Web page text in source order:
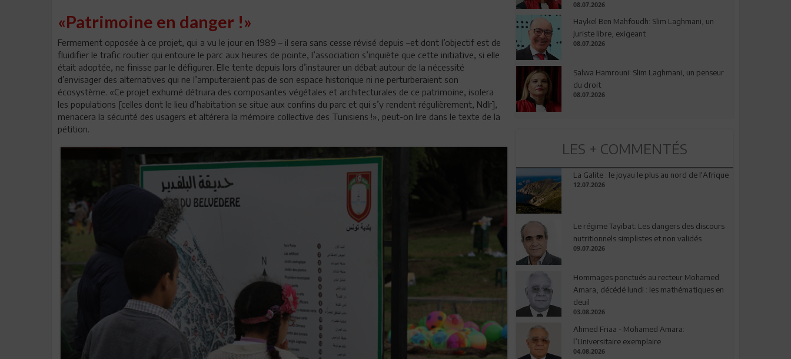
«Patrimoine en danger !»
Fermement opposée à ce projet, qui a vu le jour en 1989 – il sera sans cesse révisé depuis –et dont l’objectif est de
fluidifier le trafic routier qui entoure le parc aux heures de pointe, l’association s’inquiète que cette initiative, si elle
était adoptée, ne finisse par le défigurer. Elle tente depuis lors d’instaurer un débat autour de la nécessité
d’envisager des alternatives qui ne l’amputeraient pas de son espace historique ni ne perturberaient son
écosystème. «Ce projet exhumé détruira des composantes végétales et architecturales de ce patrimoine, isolera
les populations [celles dont le lieu d’habitation se situe aux confins du parc et qui s’y rendent régulièrement, Ndlr],
menacera la sécurité des usagers et altérera la mémoire collective des Tunisiens !», peut-on lire dans le texte de la
pétition.
08.07.2026
Haykel Ben Mahfoudh: Slim Laghmani, un
juriste libre, exigeant
08.07.2026
Salwa Hamrouni: Slim Laghmani, un penseur
du droit
08.07.2026
LES + COMMENTÉS
La Galite : le joyau le plus au nord de l'Afrique
12.07.2026
Le régime Tayibat: Les dangers des discours
nutritionnels simplistes et non validés
09.07.2026
Hommages ponctués au recteur Mohamed
Amara, décédé lundi : les mathématiques en
deuil
03.08.2026
Ahmed Friaa - Mohamed Amara:
l’Universitaire exemplaire
04.08.2026